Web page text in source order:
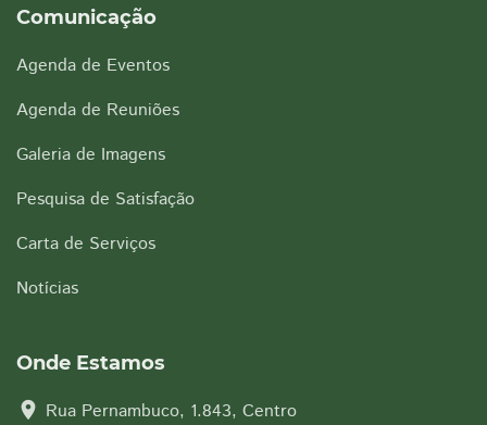
Comunicação
Agenda de Eventos
Agenda de Reuniões
Galeria de Imagens
Pesquisa de Satisfação
Carta de Serviços
Notícias
Onde Estamos
location_on Rua Pernambuco, 1.843, Centro